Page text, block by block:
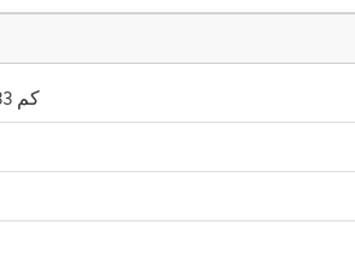
470.633 كم